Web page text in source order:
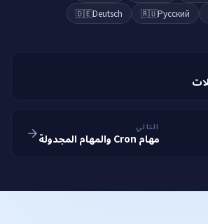
🇷🇺Русский
🇩🇪Deutsch
التالي
مهام Cron والمهام المجدولة